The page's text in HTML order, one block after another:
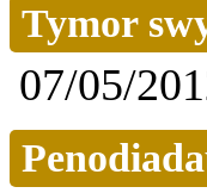
Tymor
07/05/